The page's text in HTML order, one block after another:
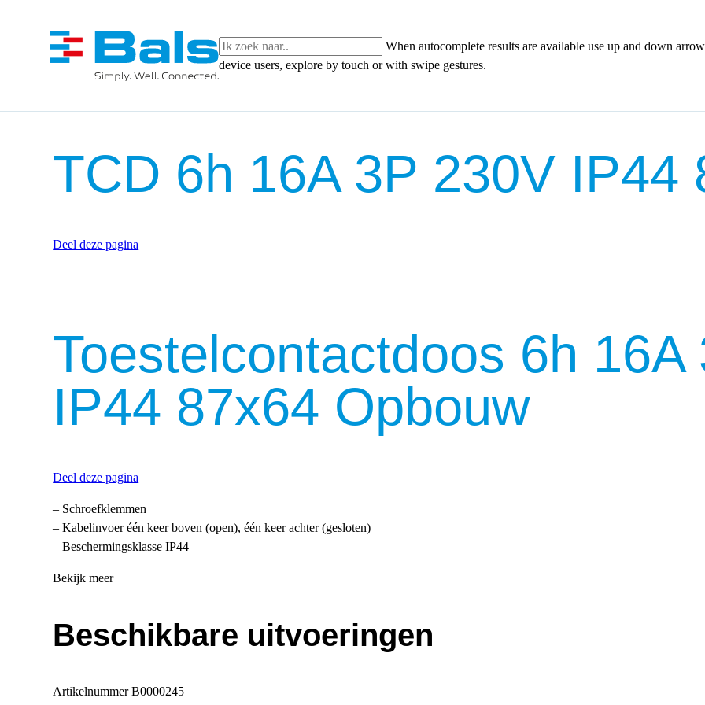
When autocomplete results are available use up and down
device users, explore by touch or with swipe gestures.
TCD 6h 16A 3P 230V IP44
Deel deze pagina
Toestelcontactdoos 6h 16A
IP44 87x64 Opbouw
Deel deze pagina
– Schroefklemmen
– Kabelinvoer één keer boven (open), één keer achter (gesloten)
– Beschermingsklasse IP44
Bekijk meer
Beschikbare uitvoeringen
ArtikelnummerB0000245